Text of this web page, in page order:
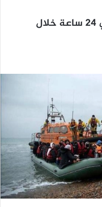
فرنسا تنقذ 185 مهاجراً في 24 ساعة خلال